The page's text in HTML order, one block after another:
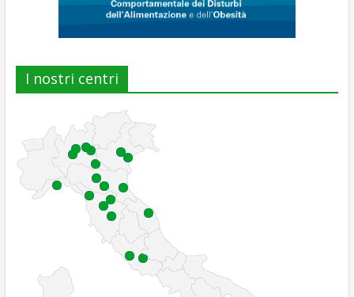
I nostri centri